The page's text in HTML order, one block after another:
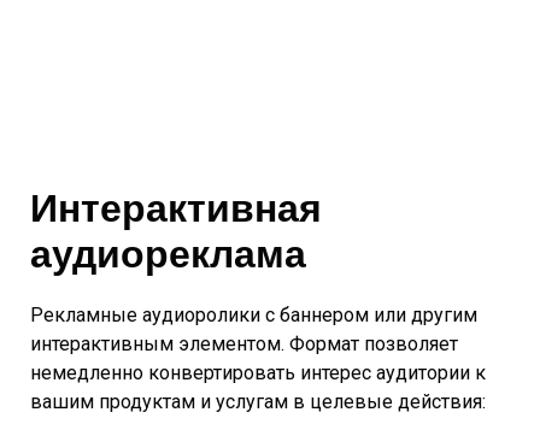
Интерактивная
аудиореклама
Рекламные аудиоролики с баннером или другим
интерактивным элементом. Формат позволяет
немедленно конвертировать интерес аудитории к
вашим продуктам и услугам в целевые действия: